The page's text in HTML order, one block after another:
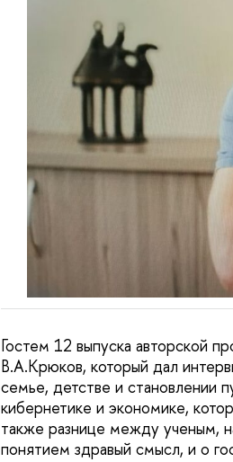
Гостем 12 выпуска авторской
В.А.Крюков, который дал
семье, детстве и становлении
кибернетике и экономике,
также разнице между ученым,
понятием здравый смысл, и о